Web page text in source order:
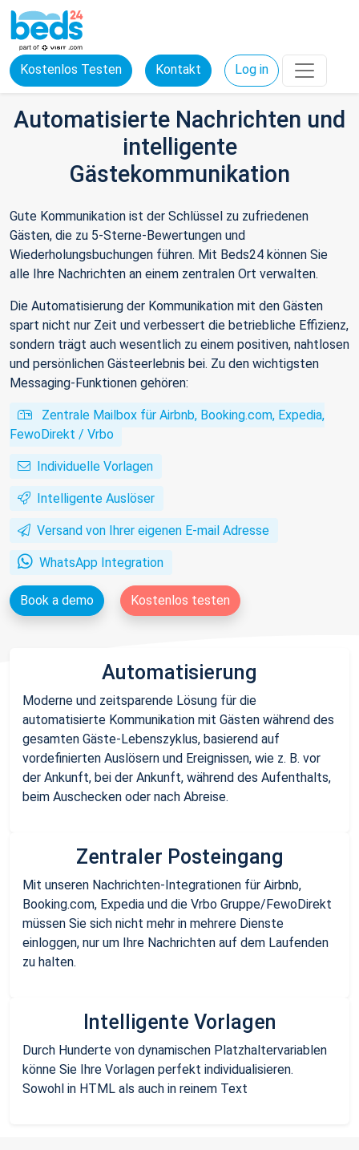
Kostenlos Testen Kontakt Log in
Automatisierte Nachrichten und
intelligente
Gästekommunikation
Gute Kommunikation ist der Schlüssel zu zufriedenen
Gästen, die zu 5-Sterne-Bewertungen und
Wiederholungsbuchungen führen. Mit Beds24 können Sie
alle Ihre Nachrichten an einem zentralen Ort verwalten.
Die Automatisierung der Kommunikation mit den Gästen
spart nicht nur Zeit und verbessert die betriebliche Effizienz,
sondern trägt auch wesentlich zu einem positiven, nahtlosen
und persönlichen Gästeerlebnis bei. Zu den wichtigsten
Messaging-Funktionen gehören:
Zentrale Mailbox für Airbnb, Booking.com, Expedia,
FewoDirekt / Vrbo
Individuelle Vorlagen
Intelligente Auslöser
Versand von Ihrer eigenen E-mail Adresse
WhatsApp Integration
Book a demo Kostenlos testen
Automatisierung
Moderne und zeitsparende Lösung für die
automatisierte Kommunikation mit Gästen während des
gesamten Gäste-Lebenszyklus, basierend auf
vordefinierten Auslösern und Ereignissen, wie z. B. vor
der Ankunft, bei der Ankunft, während des Aufenthalts,
beim Auschecken oder nach Abreise.
Zentraler Posteingang
Mit unseren Nachrichten-Integrationen für Airbnb,
Booking.com, Expedia und die Vrbo Gruppe/FewoDirekt
müssen Sie sich nicht mehr in mehrere Dienste
einloggen, nur um Ihre Nachrichten auf dem Laufenden
zu halten.
Intelligente Vorlagen
Durch Hunderte von dynamischen Platzhaltervariablen
könne Sie Ihre Vorlagen perfekt individualisieren.
Sowohl in HTML als auch in reinem Text